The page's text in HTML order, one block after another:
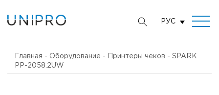
РУС
Главная - Оборудование - Принтеры чеков - SPARK
PP-2058.2UW